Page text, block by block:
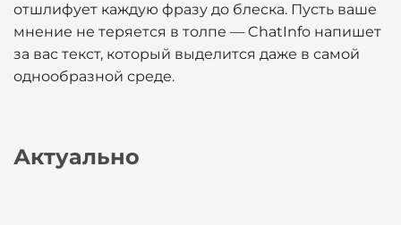
отшлифует каждую фразу до блеска. Пусть ваше
мнение не теряется в толпе — ChatInfo напишет
за вас текст, который выделится даже в самой
однообразной среде.
Актуально